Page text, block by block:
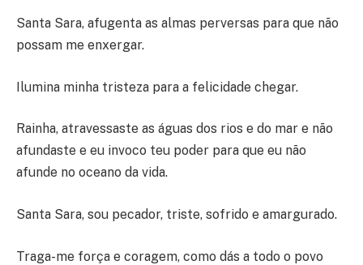
Santa Sara, afugenta as almas perversas para que não
possam me enxergar.
Ilumina minha tristeza para a felicidade chegar.
Rainha, atravessaste as águas dos rios e do mar e não
afundaste e eu invoco teu poder para que eu não
afunde no oceano da vida.
Santa Sara, sou pecador, triste, sofrido e amargurado.
Traga-me força e coragem, como dás a todo o povo